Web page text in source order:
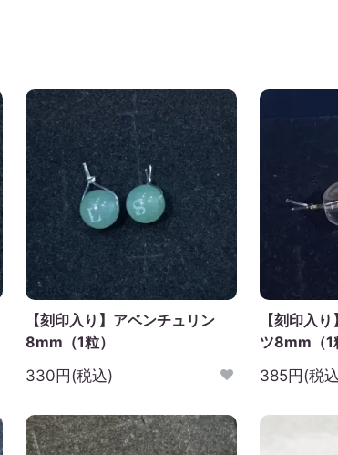
【刻印入り】アベンチュリン
8mm（1粒）
330円(税込)
【刻印入
ツ8mm（1
385円(税